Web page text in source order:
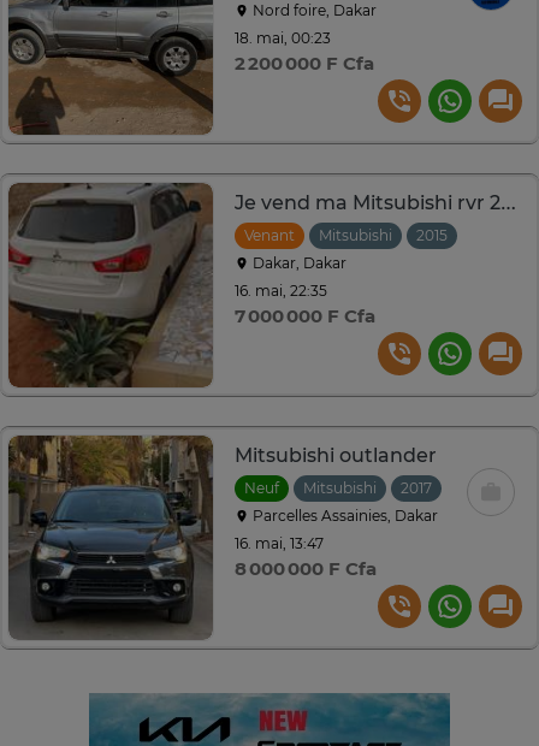
Nord foire, Dakar
18. mai, 00:23
2 200 000 F Cfa
Je vend ma Mitsubishi rvr 2015 automatique essence
Venant Mitsubishi 2015
Dakar, Dakar
16. mai, 22:35
7 000 000 F Cfa
Mitsubishi outlander
Neuf Mitsubishi 2017
Parcelles Assainies, Dakar
16. mai, 13:47
8 000 000 F Cfa